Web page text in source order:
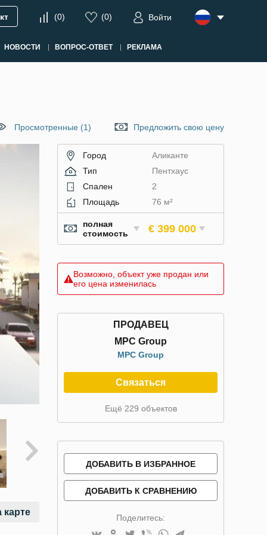
(0) (0) Войти
НОВОСТИ ВОПРОС-ОТВЕТ РЕКЛАМА
Просмотренные (1) Предложить свою цену
карте
Город
Аликанте
Тип
Пентхаус
Спален
2
Площадь
76 м²
полная
стоимость
€ 399 000
Возможно, объект уже продан или
его цена изменилась
ПРОДАВЕЦ
MPC Group
MPC Group
Связаться
Ещё 229 объектов
ДОБАВИТЬ В ИЗБРАННОЕ
ДОБАВИТЬ К СРАВНЕНИЮ
Поделитесь: